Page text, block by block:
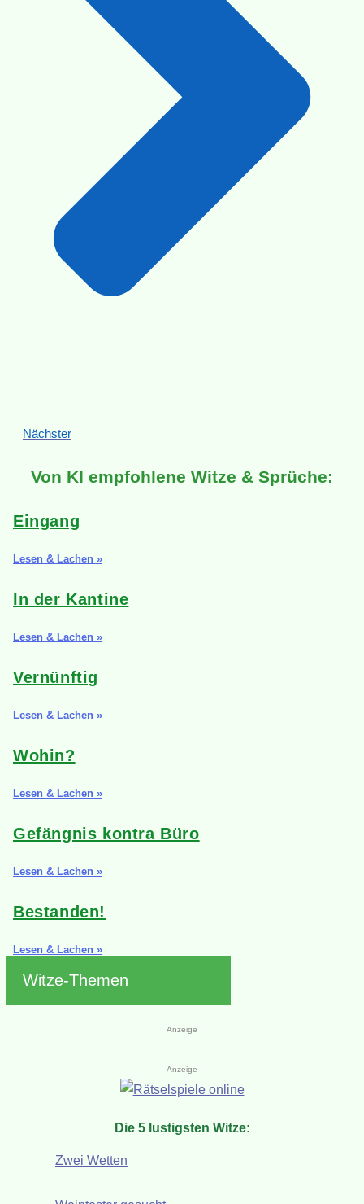
Nächster
Von KI empfohlene Witze & Sprüche:
Eingang
Lesen & Lachen »
In der Kantine
Lesen & Lachen »
Vernünftig
Lesen & Lachen »
Wohin?
Lesen & Lachen »
Gefängnis kontra Büro
Lesen & Lachen »
Bestanden!
Lesen & Lachen »
Witze-Themen
Anzeige
Anzeige
Die 5 lustigsten Witze:
Zwei Wetten